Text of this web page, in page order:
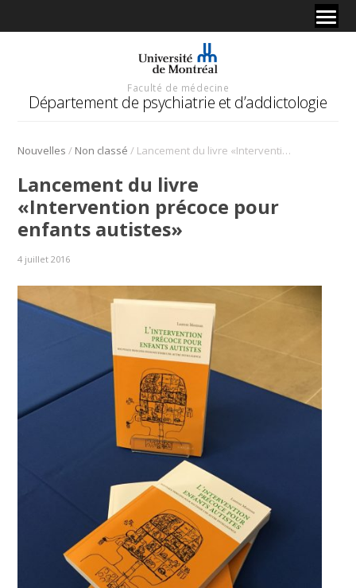
Faculté de médecine
Département de psychiatrie et d’addictologie
Nouvelles / Non classé / Lancement du livre «Intervention précoce pour enfants autistes»
Lancement du livre
«Intervention précoce pour
enfants autistes»
4 juillet 2016